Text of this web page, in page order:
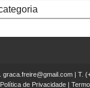
graca.freire@gmail.com| T.
Política de Privacidade|